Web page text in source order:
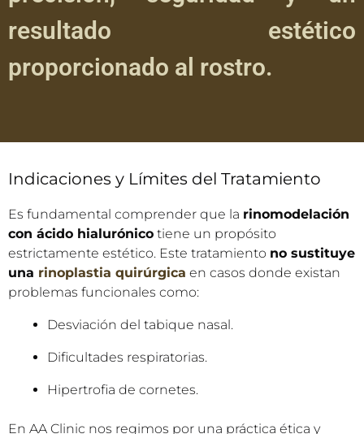
precisión, seguridad y un
resultado estético
Indicaciones y Límites del Tratamiento
Es fundamental comprender que larinomodelación
con ácido hialurónicotiene un propósito
estrictamente estético. Este tratamiento
rinoplastia quirúrgica en casos donde existan